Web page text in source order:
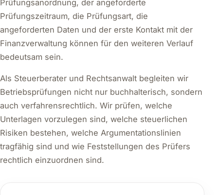
Prüfungsanordnung, der angeforderte
Prüfungszeitraum, die Prüfungsart, die
angeforderten Daten und der erste Kontakt mit der
Finanzverwaltung können für den weiteren Verlauf
bedeutsam sein.
Als Steuerberater und Rechtsanwalt begleiten wir
Betriebsprüfungen nicht nur buchhalterisch, sondern
auch verfahrensrechtlich. Wir prüfen, welche
Unterlagen vorzulegen sind, welche steuerlichen
Risiken bestehen, welche Argumentationslinien
tragfähig sind und wie Feststellungen des Prüfers
rechtlich einzuordnen sind.